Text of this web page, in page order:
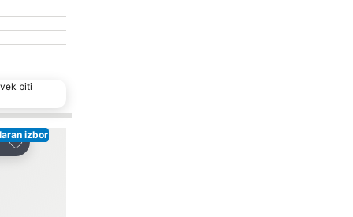
biti
izbor
Dodati u favorite